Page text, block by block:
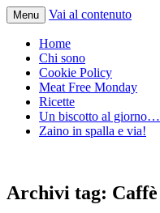
Menu Vai al contenuto
Home
Chi sono
Cookie Policy
Meat Free Monday
Ricette
Un biscotto al giorno…
Zaino in spalla e via!
Archivi tag: Caffè